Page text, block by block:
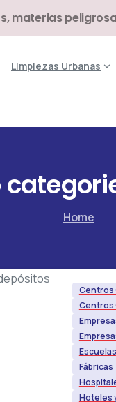
materias
Limpiezas Urbanas
Home
Centros
Centros
Escuelas
Fábricas
Hoteles